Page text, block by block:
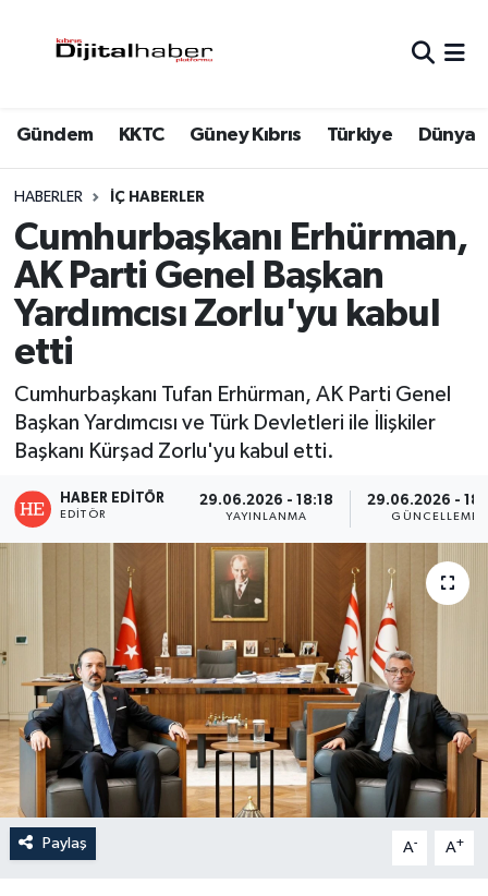
Gündem KKTC Güney Kıbrıs Türkiye Dünya
HABERLER İÇ HABERLER
Cumhurbaşkanı Erhürman,
AK Parti Genel Başkan
Yardımcısı Zorlu'yu kabul
etti
Cumhurbaşkanı Tufan Erhürman, AK Parti Genel
Başkan Yardımcısı ve Türk Devletleri ile İlişkiler
Başkanı Kürşad Zorlu'yu kabul etti.
HABER EDITÖR
EDITÖR
29.06.2026 - 18:18
YAYINLANMA
29.06.2026 -
GÜNCELLEME
Paylaş A- A+
Trafik Durumu
Süper Lig Puan Durumu ve Fikstür
Tüm Manşetler
Son Dakika Haberleri
Haber Arşivi